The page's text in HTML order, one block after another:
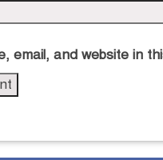
email, and website in